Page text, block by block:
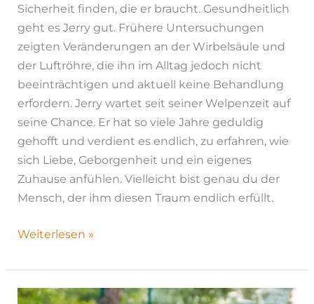
Sicherheit finden, die er braucht. Gesundheitlich
geht es Jerry gut. Frühere Untersuchungen
zeigten Veränderungen an der Wirbelsäule und
der Luftröhre, die ihn im Alltag jedoch nicht
beeinträchtigen und aktuell keine Behandlung
erfordern. Jerry wartet seit seiner Welpenzeit auf
seine Chance. Er hat so viele Jahre geduldig
gehofft und verdient es endlich, zu erfahren, wie
sich Liebe, Geborgenheit und ein eigenes
Zuhause anfühlen. Vielleicht bist genau du der
Mensch, der ihm diesen Traum endlich erfüllt.
Weiterlesen »
Frey|